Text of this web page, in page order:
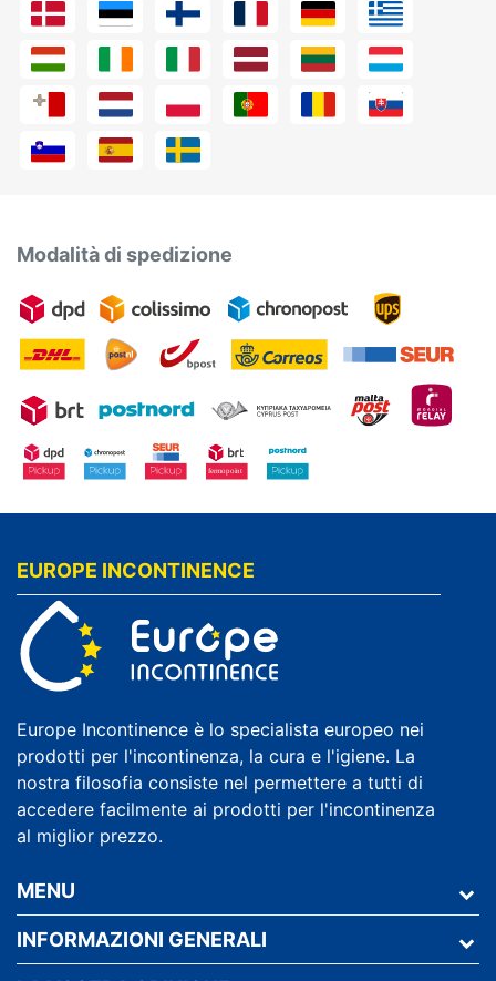
Modalità di spedizione
EUROPE INCONTINENCE
Europe Incontinence è lo specialista europeo nei
prodotti per l'incontinenza, la cura e l'igiene. La
nostra filosofia consiste nel permettere a tutti di
accedere facilmente ai prodotti per l'incontinenza
al miglior prezzo.
MENU
INFORMAZIONI GENERALI